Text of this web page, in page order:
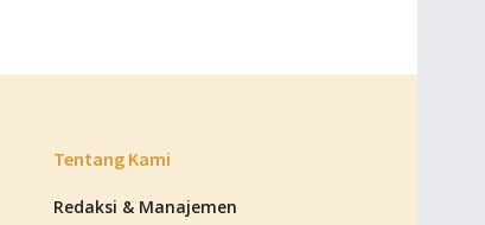
Tentang Kami
Redaksi & Manajemen